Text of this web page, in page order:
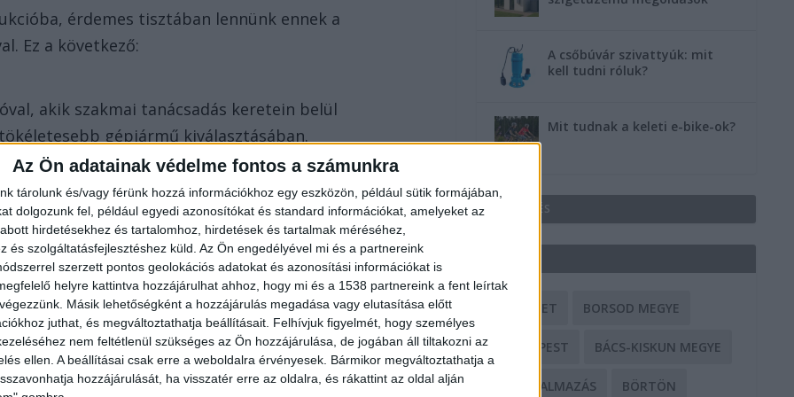
Az Ön adatainak védelme fontos a számunkra
tárolunk és/vagy férünk hozzá információkhoz egy eszközön, például sütik formájában,
dolgozunk fel, például egyedi azonosítókat és standard információkat, amelyeket az
hirdetésekhez és tartalomhoz, hirdetések és tartalmak méréséhez,
és szolgáltatásfejlesztéshez küld. Az Ön engedélyével mi és a partnereink
szerzett pontos geolokációs adatokat és azonosítási információkat is
helyre kattintva hozzájárulhat ahhoz, hogy mi és a 1538 partnereink a fent leírtak
Másik lehetőségként a hozzájárulás megadása vagy elutasítása előtt
juthat, és megváltoztathatja beállításait. Felhívjuk figyelmét, hogy személyes
nem feltétlenül szükséges az Ön hozzájárulása, de jogában áll tiltakozni az
ellen. A beállításai csak erre a weboldalra érvényesek. Bármikor megváltoztathatja a
hozzájárulását, ha visszatér erre az oldalra, és rákattint az oldal alján
érdemes tisztában lennünk ennek a
Ez a következő:
akik szakmai tanácsadás keretein belül
gépjármű kiválasztásában.
a megbeszélt szolgáltatások
ellenében bérbe vesszük az autót.
díjat fizetünk a gépjármű használatáért.
a cégünk.
visszaszolgáltatjuk a bérbeadónak, aki
A csőbúvár szivattyúk: mit
kell tudni róluk?
Mit tudnak a keleti e-bike-ok?
HIRDETÉS
BALESET BORSOD MEGYE
BUDAPEST BÁCS-KISKUN MEGYE
BÁNTALMAZÁS BÖRTÖN